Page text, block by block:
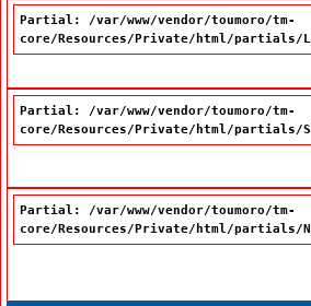
Partial: /var/www/vendor/toumoro/tm-
core/Resources/Private/html/partials/
Partial: /var/www/vendor/toumoro/tm-
core/Resources/Private/html/partials/
Partial: /var/www/vendor/toumoro/tm-
core/Resources/Private/html/partials/